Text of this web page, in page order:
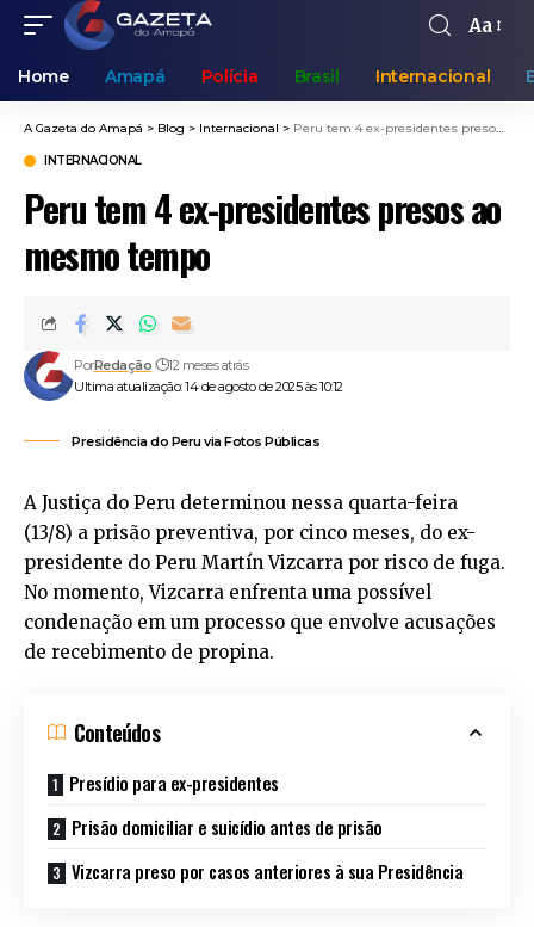
Aa
Home Amapá Polícia Brasil Internacional
A Gazeta do Amapá > Blog > Internacional > Peru tem 4 ex-presidentes presos ao mesmo tempo
INTERNACIONAL
Peru tem 4 ex-presidentes presos ao
mesmo tempo
Ultima atualização: 14 de agosto de 2025 às 10:12
PorRedação 12 meses atrás
Presidência do Peru via Fotos Públicas
A Justiça do Peru determinou nessa quarta-feira
(13/8) a prisão preventiva, por cinco meses, do ex-
presidente do Peru Martín Vizcarra por risco de fuga.
No momento, Vizcarra enfrenta uma possível
condenação em um processo que envolve acusações
de recebimento de propina.
Conteúdos
Presídio para ex-presidentes
Prisão domiciliar e suicídio antes de prisão
Vizcarra preso por casos anteriores à sua Presidência